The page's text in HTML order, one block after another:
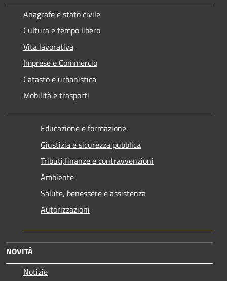
Anagrafe e stato civile
Cultura e tempo libero
Vita lavorativa
Imprese e Commercio
Catasto e urbanistica
Mobilità e trasporti
Educazione e formazione
Giustizia e sicurezza pubblica
Tributi,finanze e contravvenzioni
Ambiente
Salute, benessere e assistenza
Autorizzazioni
NOVITÀ
Notizie